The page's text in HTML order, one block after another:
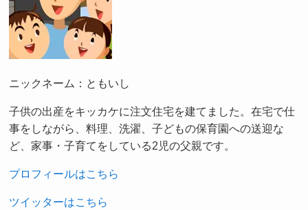
ニックネーム：ともいし
子供の出産をキッカケに注文住宅を建てました。在宅で仕
事をしながら、料理、洗濯、子どもの保育園への送迎な
ど、家事・子育てをしている2児の父親です。
プロフィールはこちら
ツイッターはこちら